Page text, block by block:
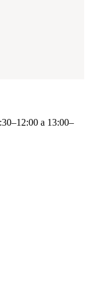
a 13:00–